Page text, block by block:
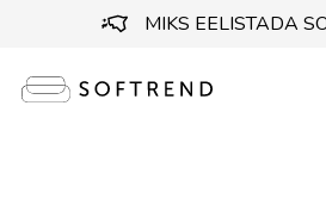
MIKS EELISTADA